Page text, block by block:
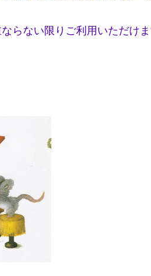
らない限りご利用いただけま